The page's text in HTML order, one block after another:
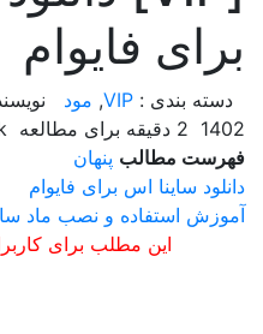
برای فایوام
دسته بندی : VIP
, مود
1402
فهرست مطالب پنهان
دانلود ساینا اس برای فایوام
آموزش استفاده و نصب ماد
این مطلب برای